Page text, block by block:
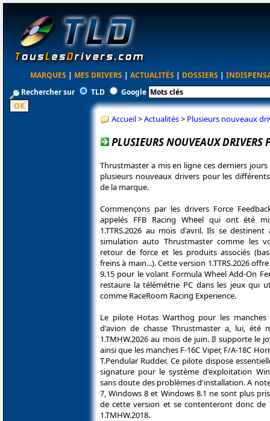
MARQUES | MES DRIVERS | ACTUALITÉS | DOSSIERS |
Rechercher sur
TLD Google
Accueil>Actualités> Plusieurs nouveaux
PLUSIEURS NOUVEAUX DRIVERS
Thrustmaster a mis en ligne ces derniers
plusieurs nouveaux drivers pour les
de la marque.
Commençons par les drivers Force
appelés FFB Racing Wheel qui ont été
1.TTRS.2026 au mois d'avril. Ils se
simulation auto Thrustmaster comme les
retour de force et les produits associés
freins à main...). Cette version 1.TTRS.2026
9.15 pour le volant Formula Wheel Add-On
restaure la télémétrie PC dans les jeux qui
comme RaceRoom Racing Experience.
Le pilote Hotas Warthog pour les
d'avion de chasse Thrustmaster a, lui, été
1.TMHW.2026 au mois de juin. Il supporte le
ainsi que les manches F-16C Viper, F/A-18C
T.Pendular Rudder. Ce pilote dispose
signature pour le système d'exploitation
sans doute des problèmes d'installation. A
7, Windows 8 et Windows 8.1 ne sont plus
de cette version et se contenteront donc de
1.TMHW.2018.